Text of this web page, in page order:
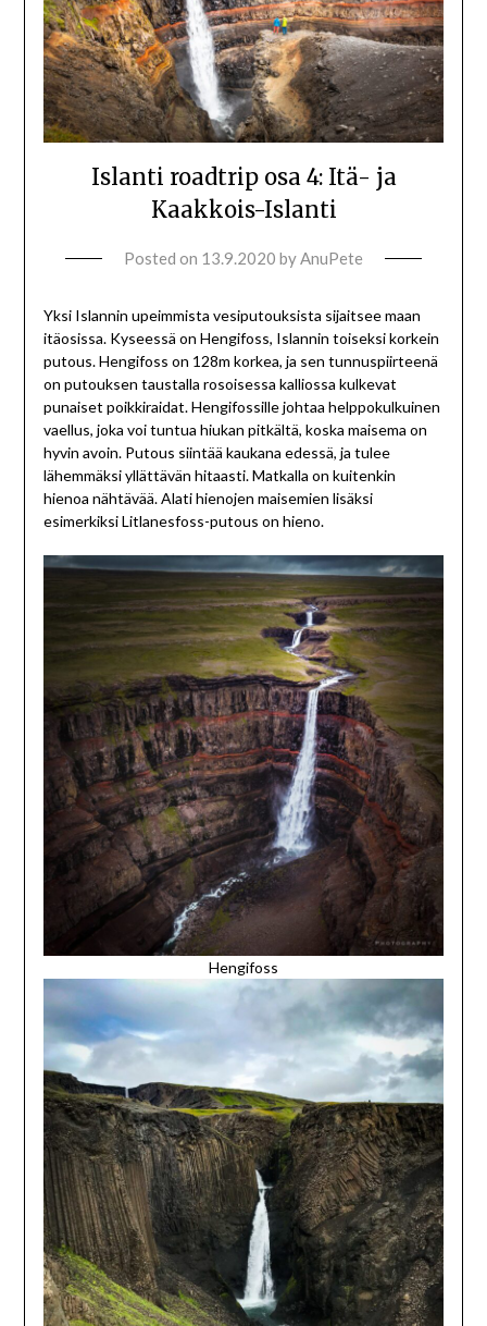
Islanti roadtrip osa 4: Itä- ja
Kaakkois-Islanti
Posted on 13.9.2020 byAnuPete
Yksi Islannin upeimmista vesiputouksista sijaitsee maan
itäosissa. Kyseessä on Hengifoss, Islannin toiseksi korkein
putous. Hengifoss on 128m korkea, ja sen tunnuspiirteenä
on putouksen taustalla rosoisessa kalliossa kulkevat
punaiset poikkiraidat. Hengifossille johtaa helppokulkuinen
vaellus, joka voi tuntua hiukan pitkältä, koska maisema on
hyvin avoin. Putous siintää kaukana edessä, ja tulee
lähemmäksi yllättävän hitaasti. Matkalla on kuitenkin
hienoa nähtävää. Alati hienojen maisemien lisäksi
esimerkiksi Litlanesfoss-putous on hieno.
Hengifoss